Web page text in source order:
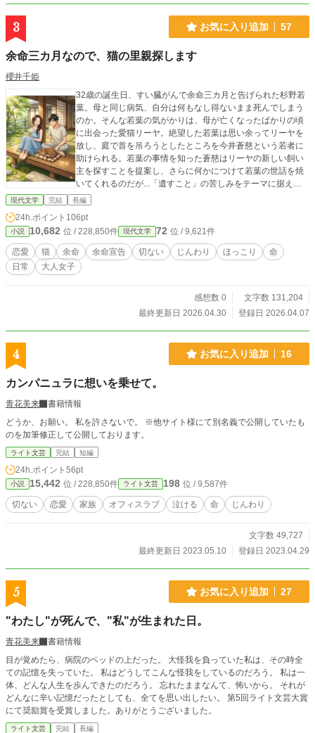
3 お気に入り追加 57
余命三カ月なので、猫の里親探します
櫻井千姫
32歳の誕生日、すい臓がんで余命三カ月と告げられた杉野若
葉。母と同じ病気、自分は何もなし得ないまま死んでしまう
のか。そんな若葉の気がかりは、母が亡くなったばかりの頃
に出会った愛猫リーヤ。絶望した若葉は思い余ってリーヤを
放し、庭で首を吊ろうとしたところを今井蒼慈という若者に
助けられる。若葉の事情を知った蒼慈はリーヤの新しい飼い
主を探すことを提案し、さらに何かにつけて若葉の世話を焼
いてくれるのだが...「遺すこと」の苦しみをテーマに据えた
恋愛小説。※表紙のみAI使用 第9回ライト文芸大賞「大賞」
ありがとうございました！！
現代文学 完結 長編
24h.ポイント 106pt
小説 10,682 位 / 228,850件 現代文学 72 位 / 9,621件
恋愛 猫 余命 余命宣告 切ない じんわり ほっこり
命
日常
大人女子
感想数 0
文字数 131,204
最終更新日 2026.04.30
登録日 2026.04.07
4 お気に入り追加 16
カンパニュラに想いを乗せて。
青花美来
書籍情報
どうか、お願い。 私を許さないで。 ※他サイト様にて別名義で公開していたも
のを加筆修正して公開しております。
ライト文芸 完結 短編
24h.ポイント 56pt
小説 15,442 位 / 228,850件 ライト文芸 198 位 / 9,587件
切ない 恋愛 家族 オフィスラブ 泣ける 命 じんわり
文字数 49,727
最終更新日 2023.05.10
登録日 2023.04.29
5 お気に入り追加 27
"わたし"が死んで、"私"が生まれた日。
青花美来
書籍情報
目が覚めたら、病院のベッドの上だった。 大怪我を負っていた私は、その時全
ての記憶を失っていた。 私はどうしてこんな怪我をしているのだろう。 私は一
体、どんな人生を歩んできたのだろう。 忘れたままなんて、怖いから。 それが
どんなに辛い記憶だったとしても、全てを思い出したい。 第5回ライト文芸大賞
にて奨励賞を受賞しました。ありがとうございました。
ライト文芸 完結 長編